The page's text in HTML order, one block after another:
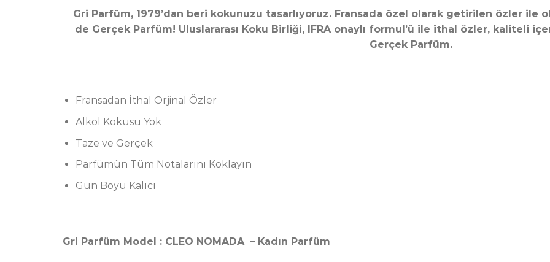
Gri Parfüm, 1979’dan beri kokunuzu tasarlıyoruz. Fransada özel olarak getirilen özler
de Gerçek Parfüm! Uluslararası Koku Birliği, IFRA onaylı formul’ü ile ithal özler, kaliteli
Gerçek Parfüm.
Fransadan İthal Orjinal Özler
Alkol Kokusu Yok
Taze ve Gerçek
Parfümün Tüm Notalarını Koklayın
Gün Boyu Kalıcı
Gri Parfüm Model : CLEO NOMADA – Kadın Parfüm